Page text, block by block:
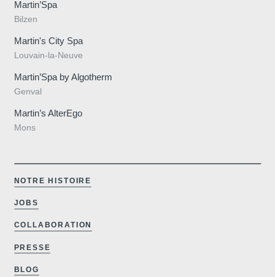
Martin’Spa
Bilzen
Martin's City Spa
Louvain-la-Neuve
Martin’Spa by Algotherm
Genval
Martin’s AlterEgo
Mons
NOTRE HISTOIRE
JOBS
COLLABORATION
PRESSE
BLOG
Martin's
All
4****